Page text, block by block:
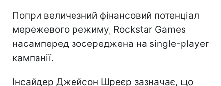
Попри величезний фінансовий потенціал
мережевого режиму, Rockstar Games
насамперед зосереджена на single-player
кампанії.
Інсайдер Джейсон Шреєр зазначає, що